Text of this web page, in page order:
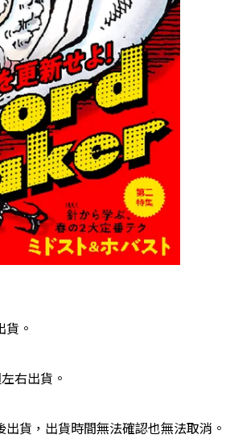
。
右出貨。
貨，出貨時間無法確認也無法取消。